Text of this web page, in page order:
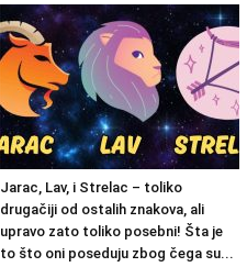
Jarac, Lav, i Strelac – toliko
drugačiji od ostalih znakova, ali
upravo zato toliko posebni! Šta je
to što oni poseduju zbog čega su...